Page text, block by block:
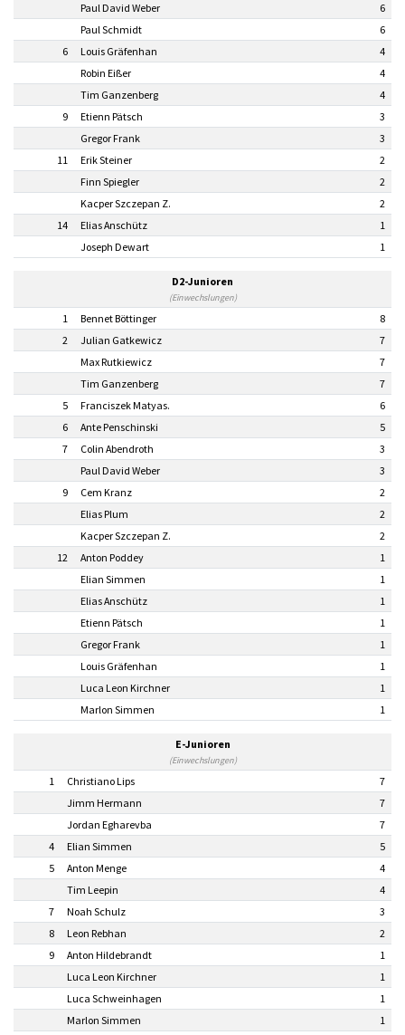
Paul David Weber
6
Paul Schmidt
6
6
Louis Gräfenhan
4
Robin Eißer
4
Tim Ganzenberg
4
9
Etienn Pätsch
3
Gregor Frank
3
11
Erik Steiner
2
Finn Spiegler
2
Kacper Szczepan Z.
2
14
Elias Anschütz
1
Joseph Dewart
1
D2-Junioren
(Einwechslungen)
1 Bennet Böttinger
8
2
Julian Gatkewicz
7
Max Rutkiewicz
7
Tim Ganzenberg
7
5
Franciszek Matyas.
6
6
Ante Penschinski
5
7
Colin Abendroth
3
Paul David Weber
3
9
Cem Kranz
2
Elias Plum
2
Kacper Szczepan Z.
2
12
Anton Poddey
1
Elian Simmen
1
Elias Anschütz
1
Etienn Pätsch
1
Gregor Frank
1
Louis Gräfenhan
1
Luca Leon Kirchner
1
Marlon Simmen
1
E-Junioren
(Einwechslungen)
1 Christiano Lips
7
Jimm Hermann
7
Jordan Egharevba
7
4
Elian Simmen
5
5
Anton Menge
4
Tim Leepin
4
7
Noah Schulz
3
8
Leon Rebhan
2
9
Anton Hildebrandt
1
Luca Leon Kirchner
1
Luca Schweinhagen
1
Marlon Simmen
1